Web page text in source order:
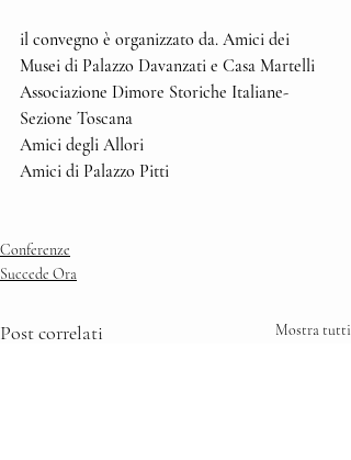
il convegno è organizzato da. Amici dei
Musei di Palazzo Davanzati e Casa Martelli
Associazione Dimore Storiche Italiane-
Sezione Toscana
Amici degli Allori
Amici di Palazzo Pitti
Conferenze
Succede Ora
Post correlati Mostra tutti